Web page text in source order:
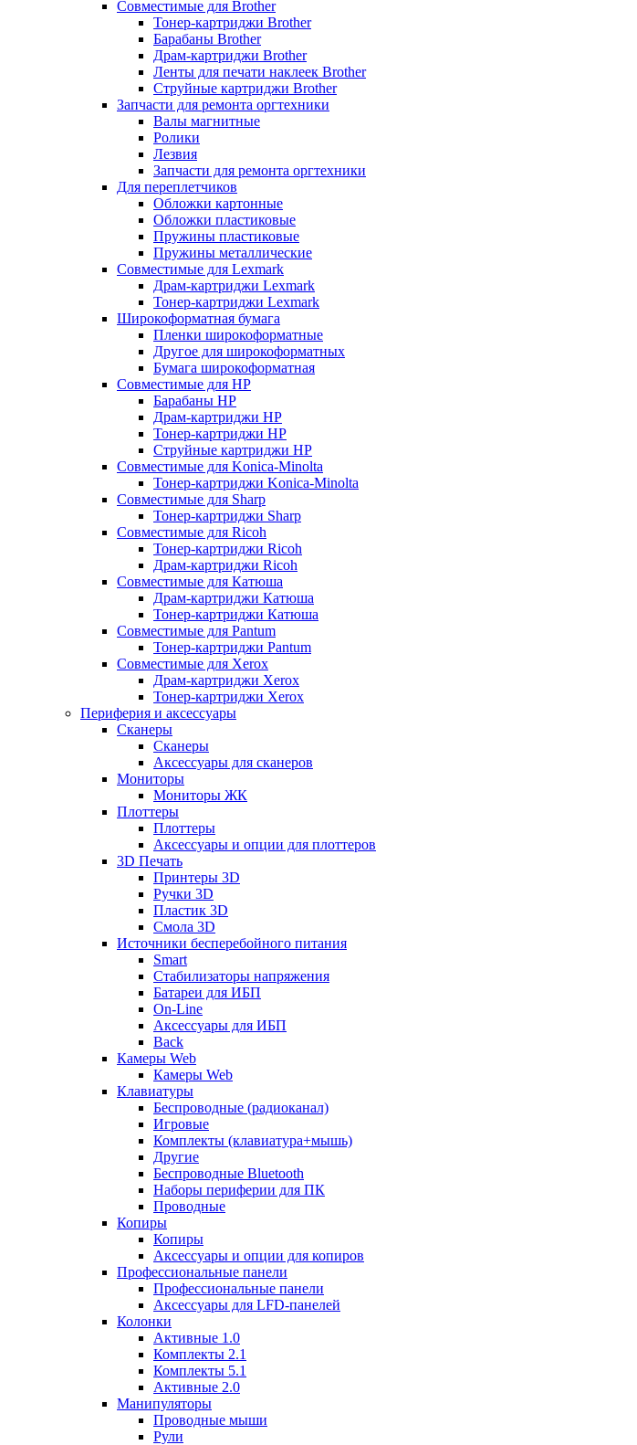
Совместимые для Brother
Тонер-картриджи Brother
Барабаны Brother
Драм-картриджи Brother
Ленты для печати наклеек Brother
Струйные картриджи Brother
Запчасти для ремонта оргтехники
Валы магнитные
Ролики
Лезвия
Запчасти для ремонта оргтехники
Для переплетчиков
Обложки картонные
Обложки пластиковые
Пружины пластиковые
Пружины металлические
Совместимые для Lexmark
Драм-картриджи Lexmark
Тонер-картриджи Lexmark
Широкоформатная бумага
Пленки широкоформатные
Другое для широкоформатных
Бумага широкоформатная
Совместимые для HP
Барабаны HP
Драм-картриджи HP
Тонер-картриджи HP
Струйные картриджи HP
Совместимые для Konica-Minolta
Тонер-картриджи Konica-Minolta
Совместимые для Sharp
Тонер-картриджи Sharp
Совместимые для Ricoh
Тонер-картриджи Ricoh
Драм-картриджи Ricoh
Совместимые для Катюша
Драм-картриджи Катюша
Тонер-картриджи Катюша
Совместимые для Pantum
Тонер-картриджи Pantum
Совместимые для Xerox
Драм-картриджи Xerox
Тонер-картриджи Xerox
Периферия и аксессуары
Сканеры
Сканеры
Аксессуары для сканеров
Мониторы
Мониторы ЖК
Плоттеры
Плоттеры
Аксессуары и опции для плоттеров
3D Печать
Принтеры 3D
Ручки 3D
Пластик 3D
Смола 3D
Источники бесперебойного питания
Smart
Стабилизаторы напряжения
Батареи для ИБП
On-Line
Аксессуары для ИБП
Back
Камеры Web
Камеры Web
Клавиатуры
Беспроводные (радиоканал)
Игровые
Комплекты (клавиатура+мышь)
Другие
Беспроводные Bluetooth
Наборы периферии для ПК
Проводные
Копиры
Копиры
Аксессуары и опции для копиров
Профессиональные панели
Профессиональные панели
Аксессуары для LFD-панелей
Колонки
Активные 1.0
Комплекты 2.1
Комплекты 5.1
Активные 2.0
Манипуляторы
Проводные мыши
Рули